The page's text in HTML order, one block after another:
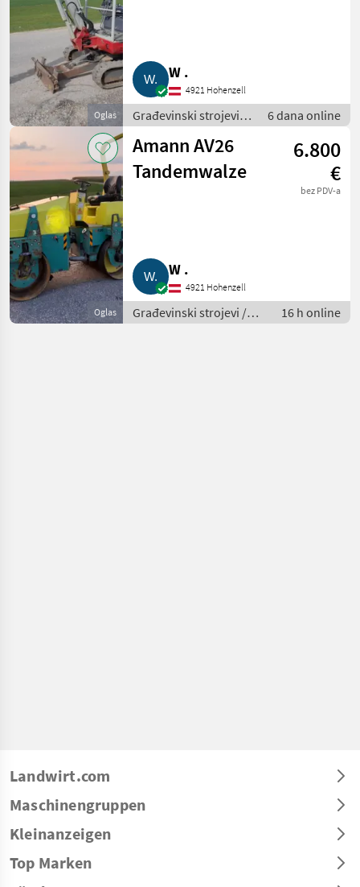
Oglas
W .
4921 Hohenzell
Građevinski strojevi /
Minibageri
6 dana online
Oglas
Amann AV26
Tandemwalze
6.800
€
bez PDV-a
W .
4921 Hohenzell
Građevinski strojevi /
Ostali građevinski
16 h online
Landwirt.com
Maschinengruppen
Kleinanzeigen
Top Marken